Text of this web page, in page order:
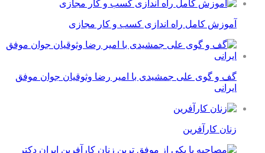
آموزش کامل راه اندازی کسب و کار مجازی
گف و گوی علی جمشیدی با امیر رضا وثوقیان جوان موفق
ایرانی
زنان کارآفرین